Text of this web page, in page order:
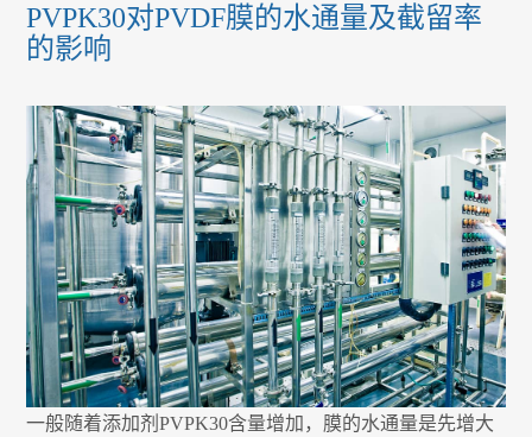
PVPK30对PVDF膜的水通量及截留率
的影响
一般随着添加剂PVPK30含量增加，膜的水通量是先增大